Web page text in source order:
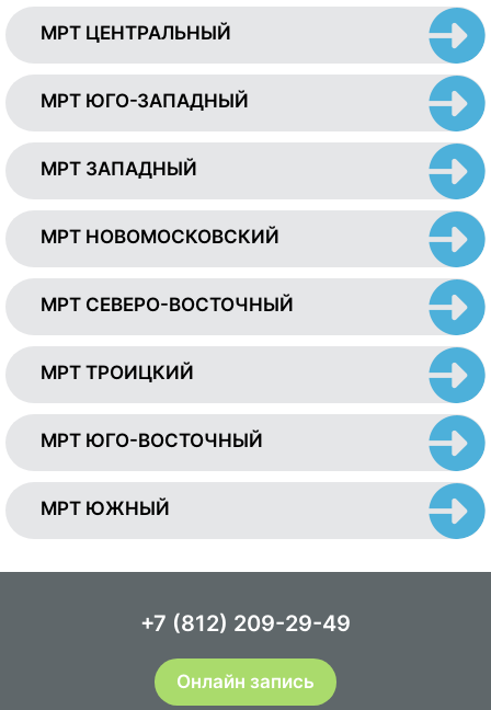
МРТ ЦЕНТРАЛЬНЫЙ
МРТ ЮГО-ЗАПАДНЫЙ
МРТ ЗАПАДНЫЙ
МРТ НОВОМОСКОВСКИЙ
МРТ СЕВЕРО-ВОСТОЧНЫЙ
МРТ ТРОИЦКИЙ
МРТ ЮГО-ВОСТОЧНЫЙ
МРТ ЮЖНЫЙ
+7 (812) 209-29-49
Онлайн запись